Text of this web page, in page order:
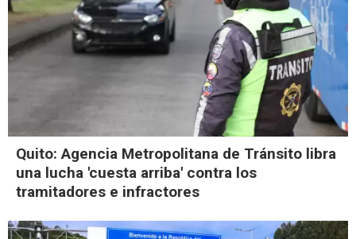
Quito: Agencia Metropolitana de Tránsito libra
una lucha 'cuesta arriba' contra los
tramitadores e infractores